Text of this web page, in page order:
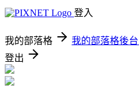
登入
我的部落格 我的部落格後台
登出